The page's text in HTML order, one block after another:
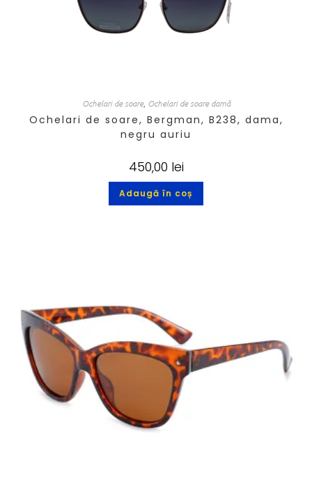
Ochelari de soare, Ochelari de soare damă
Ochelari de soare, Bergman, B238, dama,
negru auriu
450,00 lei
Adaugă în coș